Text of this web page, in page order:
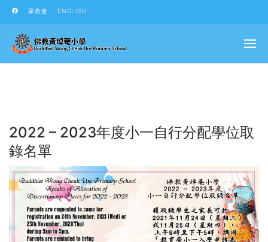
家教會 ENGLISH
2022 – 2023年度小一自行分配學位取
錄名單